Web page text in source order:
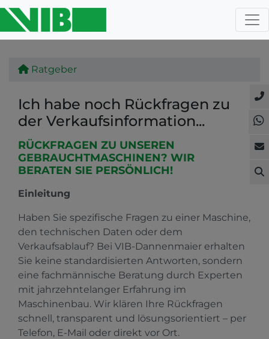
Ratgeber
Ich habe noch Rückfragen zu
der Verkaufsinformation...
RÜCKFRAGEN ZU UNSEREN
GEBRAUCHTMASCHINEN? WIR
BERATEN SIE PERSÖNLICH!
Einleitung
Haben Sie spezifische Fragen zu einer Maschine,
den technischen Daten oder dem
Verkaufsablauf? Bei VIB-Dannenmaier erhalten
Sie keine standardisierten Antworten, sondern
eine fachmännische Beratung durch Experten
mit jahrzehntelanger Erfahrung im
Maschinenbau. Wir klären Ihre Rückfragen
schnell, transparent und lösungsorientiert – per
Telefon, E-Mail oder direkt vor Ort.